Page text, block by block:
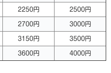
2250円 2500円
2700円 3000円
3150円 3500円
3600円 4000円